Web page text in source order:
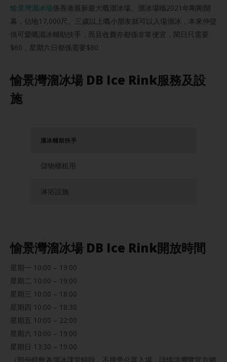
愉景灣溜冰場係香港最新最大嘅溜冰場。溜冰場喺2021年剛剛開
幕，佔地17,000尺。三歲以上嘅小朋友就可以入場溜冰，本來仲提
供可愛嘅溜冰輔助扶手，而且收費亦都係非常便宜，閑日只需要
$60，星期六日都係需要$80
愉景灣溜冰場 DB Ice Rink服務及設
施
溜冰輔助扶手
儲物櫃租用
淋浴設施
愉景灣溜冰場 DB Ice Rink開放時間
星期一 10:00 – 19:00
星期二 10:00 – 19:00
星期三 10:00 – 18:00
星期四 10:00 – 18:30
星期五 10:00 – 22:00
星期六 10:00 – 19:00
星期日 13:30 – 19:00
（部份時般為溜冰課堂時段，不接受公眾入場，詳情請瀏覽官方網